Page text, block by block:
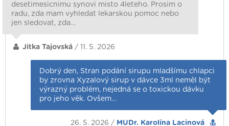
desetimesicnimu synovi misto 4leteho. Prosim o
radu, zda mam vyhledat lekarskou pomoc nebo
jen sledovat, zda…
Jitka Tajovská / 11. 5. 2026
Dobrý den, Stran podání sirupu mladšímu chlapci
by zrovna Xyzalový sirup v dávce 3ml neměl být
výrazný problém, nejedná se o toxickou dávku
pro jeho věk. Ovšem…
26. 5. 2026 / MUDr. Karolína Lacinová